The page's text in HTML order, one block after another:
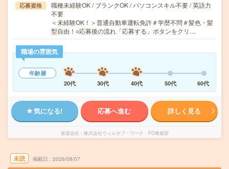
応募資格
職種未経験OK / ブランクOK / パソコンスキル不要 / 英語力
不要
＜未経験OK！＞普通自動車運転免許＃学歴不問＃髪色・髪
型自由！○応募後の流れ「応募する」ボタンをクリ…
職場の雰囲気
年齢層
20代
30代 40代 50代 60代
気になる! 応募へ進む 詳しく見る
派遣会社 株式会社ウィルオブ・ワーク FO事業部
未読 掲載日 2026/08/07